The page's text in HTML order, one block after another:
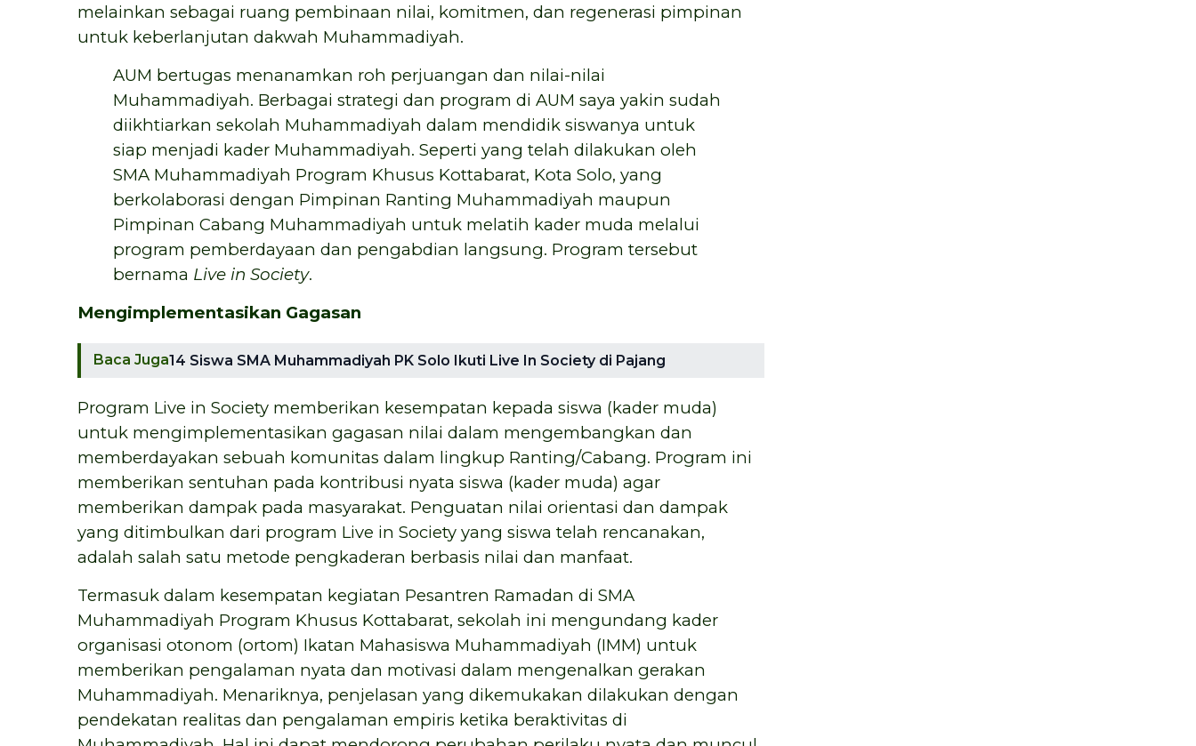
melainkan sebagai ruang pembinaan nilai, komitmen, dan regenerasi pimpinan
untuk keberlanjutan dakwah Muhammadiyah.
AUM bertugas menanamkan roh perjuangan dan nilai-nilai
Muhammadiyah. Berbagai strategi dan program di AUM saya yakin sudah
diikhtiarkan sekolah Muhammadiyah dalam mendidik siswanya untuk
siap menjadi kader Muhammadiyah. Seperti yang telah dilakukan oleh
SMA Muhammadiyah Program Khusus Kottabarat, Kota Solo, yang
berkolaborasi dengan Pimpinan Ranting Muhammadiyah maupun
Pimpinan Cabang Muhammadiyah untuk melatih kader muda melalui
program pemberdayaan dan pengabdian langsung. Program tersebut
bernama Live in Society.
Mengimplementasikan Gagasan
Baca Juga14 Siswa SMA Muhammadiyah PK Solo Ikuti Live In Society di Pajang
Program Live in Society memberikan kesempatan kepada siswa (kader muda)
untuk mengimplementasikan gagasan nilai dalam mengembangkan dan
memberdayakan sebuah komunitas dalam lingkup Ranting/Cabang. Program ini
memberikan sentuhan pada kontribusi nyata siswa (kader muda) agar
memberikan dampak pada masyarakat. Penguatan nilai orientasi dan dampak
yang ditimbulkan dari program Live in Society yang siswa telah rencanakan,
adalah salah satu metode pengkaderan berbasis nilai dan manfaat.
Termasuk dalam kesempatan kegiatan Pesantren Ramadan di SMA
Muhammadiyah Program Khusus Kottabarat, sekolah ini mengundang kader
organisasi otonom (ortom) Ikatan Mahasiswa Muhammadiyah (IMM) untuk
memberikan pengalaman nyata dan motivasi dalam mengenalkan gerakan
Muhammadiyah. Menariknya, penjelasan yang dikemukakan dilakukan dengan
pendekatan realitas dan pengalaman empiris ketika beraktivitas di